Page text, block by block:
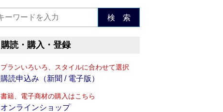
検 索
購読・購入・登録
プランいろいろ、スタイルに合わせて選択
購読申込み（新聞 / 電子版）
書籍、電子商材の購入はこちら
オンラインショップ